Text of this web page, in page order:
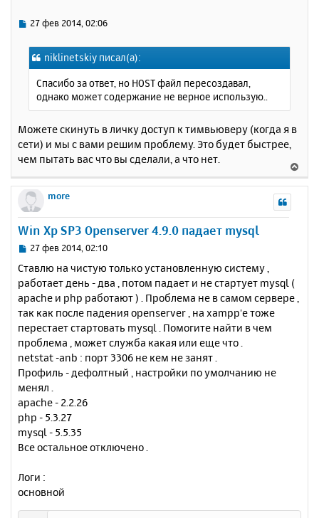
С
о
б
и
е
27 фев 2014, 02:06
niklinetskiy писал(а):
Спасибо за ответ, но HOST файл пересоздавал,
однако может содержание не верное использую..
Можете скинуть в личку доступ к тимвьюверу (когда я в
сети) и мы с вами решим проблему. Это будет быстрее,
чем пытать вас что вы сделали, а что нет.
е
more
Win Xp SP3 Openserver 4.9.0 падает mysql
С
о
б
щ
е
н
и
е
27 фев 2014, 02:10
Ставлю на чистую только установленную систему ,
работает день - два , потом падает и не стартует mysql (
apache и php работают ) . Проблема не в самом сервере ,
так как после падения openserver , на xampp'е тоже
перестает стартовать mysql . Помогите найти в чем
проблема , может служба какая или еще что .
netstat -anb : порт 3306 не кем не занят .
Профиль - дефолтный , настройки по умолчанию не
менял .
apache - 2.2.26
php - 5.3.27
mysql - 5.5.35
Все остальное отключено .
Логи :
основной